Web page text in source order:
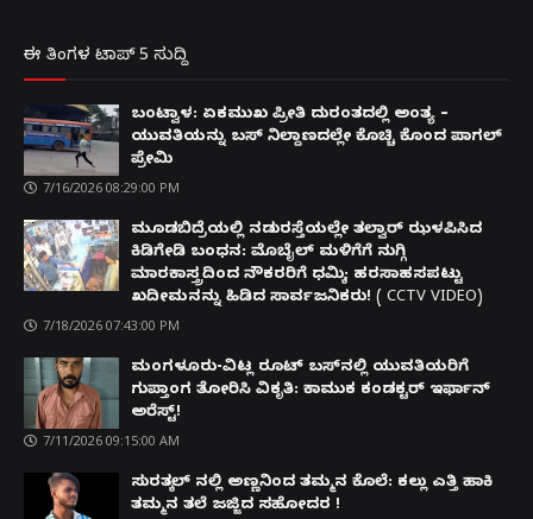
ಈ ತಿಂಗಳ ಟಾಪ್ 5 ಸುದ್ದಿ
ಬಂಟ್ವಾಳ: ಏಕಮುಖ ಪ್ರೀತಿ ದುರಂತದಲ್ಲಿ ಅಂತ್ಯ –
ಯುವತಿಯನ್ನು ಬಸ್ ನಿಲ್ದಾಣದಲ್ಲೇ ಕೊಚ್ಚಿ ಕೊಂದ ಪಾಗಲ್
ಪ್ರೇಮಿ
7/16/2026 08:29:00 PM
ಮೂಡಬಿದ್ರೆಯಲ್ಲಿ ನಡುರಸ್ತೆಯಲ್ಲೇ ತಲ್ವಾರ್ ಝಳಪಿಸಿದ
ಕಿಡಿಗೇಡಿ ಬಂಧನ: ಮೊಬೈಲ್ ಮಳಿಗೆಗೆ ನುಗ್ಗಿ
ಮಾರಕಾಸ್ತ್ರದಿಂದ ನೌಕರರಿಗೆ ಧಮ್ಕಿ; ಹರಸಾಹಸಪಟ್ಟು
ಖದೀಮನನ್ನು ಹಿಡಿದ ಸಾರ್ವಜನಿಕರು! ( CCTV VIDEO)
7/18/2026 07:43:00 PM
ಮಂಗಳೂರು-ವಿಟ್ಲ ರೂಟ್ ಬಸ್‌ನಲ್ಲಿ ಯುವತಿಯರಿಗೆ
ಗುಪ್ತಾಂಗ ತೋರಿಸಿ ವಿಕೃತಿ: ಕಾಮುಕ ಕಂಡಕ್ಟರ್ ಇರ್ಫಾನ್
ಅರೆಸ್ಟ್!
7/11/2026 09:15:00 AM
ಸುರತ್ಕಲ್ ನಲ್ಲಿ ಅಣ್ಣನಿಂದ ತಮ್ಮನ ಕೊಲೆ: ಕಲ್ಲು ಎತ್ತಿ ಹಾಕಿ
ತಮ್ಮನ ತಲೆ ಜಜ್ಜಿದ ಸಹೋದರ !